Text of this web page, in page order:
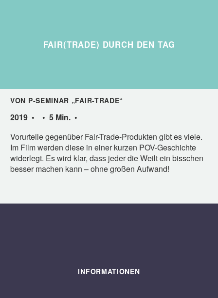
FAIR(TRADE) DURCH DEN TAG
VON P-SEMINAR „FAIR-TRADE“
2019 • • 5 Min. •
Vorurteile gegenüber Fair-Trade-Produkten gibt es viele.
Im Film werden diese in einer kurzen POV-Geschichte
widerlegt. Es wird klar, dass jeder die Weilt ein bisschen
besser machen kann – ohne großen Aufwand!
INFORMATIONEN